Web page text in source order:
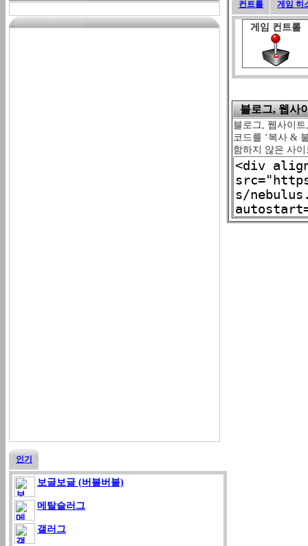
인기
보글보글 (버블버블)
메탈슬러그
갤러그
컨트롤 게임 히
게임 컨트롤
블로그, 웹사
블로그, 웹사이
코드를 ‘복사 &
함하지 않은 사